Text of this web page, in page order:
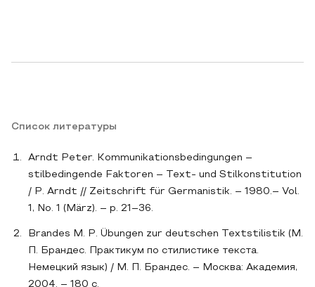
Список литературы
Arndt Peter. Kommunikationsbedingungen –
stilbedingende Faktoren – Text- und Stilkonstitution
/ P. Arndt // Zeitschrift für Germanistik. – 1980.– Vol.
1, No. 1 (März). – p. 21–36.
Brandes M. P. Übungen zur deutschen Textstilistik (М.
П. Брандес. Практикум по стилистике текста.
Немецкий язык) / М. П. Брандес. – Москва: Академия,
2004. – 180 с.